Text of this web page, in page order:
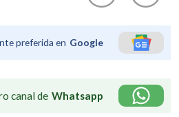
preferida en Google
canal de Whatsapp